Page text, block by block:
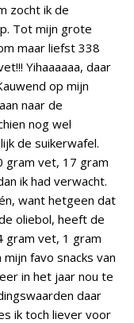
zocht ik de
Tot mijn grote
maar liefst 338
Yihaaaaaa, daar
op mijn
naar de
nog wel
de suikerwafel.
gram vet, 17 gram
ik had verwacht.
want hetgeen dat
oliebol, heeft de
gram vet, 1 gram
favo snacks van
in het jaar nou te
daar
ik toch liever voor